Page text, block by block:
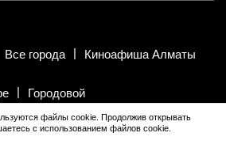
Все города Киноафиша Алматы
Городовой
материалы принадлежат «Киноафиша».
только с письменного разрешения
файлы cookie. Продолжив открывать
с использованием файлов cookie.